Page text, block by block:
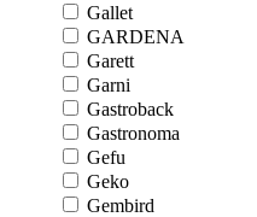
Gallet
GARDENA
Garett
Garni
Gastroback
Gastronoma
Gefu
Geko
Gembird